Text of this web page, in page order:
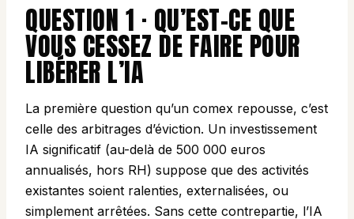
QUESTION 1 · QU’EST-CE QUE
VOUS CESSEZ DE FAIRE POUR
LIBÉRER L’IA
La première question qu’un comex repousse, c’est
celle des arbitrages d’éviction. Un investissement
IA significatif (au-delà de 500 000 euros
annualisés, hors RH) suppose que des activités
existantes soient ralenties, externalisées, ou
simplement arrêtées. Sans cette contrepartie, l’IA